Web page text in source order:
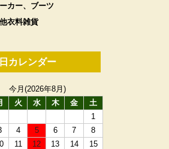
カー、ブーツ
衣料雑貨
カレンダー
今月(2026年8月)
火 水 木 金
土
1
4 5 6 7
8
11 12 13 14
15